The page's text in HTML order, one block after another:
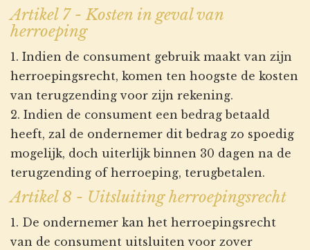
Artikel 7 - Kosten in geval van
herroeping
1. Indien de consument gebruik maakt van zijn
herroepingsrecht, komen ten hoogste de kosten
van terugzending voor zijn rekening.
2. Indien de consument een bedrag betaald
heeft, zal de ondernemer dit bedrag zo spoedig
mogelijk, doch uiterlijk binnen 30 dagen na de
terugzending of herroeping, terugbetalen.
Artikel 8 - Uitsluiting herroepingsrecht
1. De ondernemer kan het herroepingsrecht
van de consument uitsluiten voor zover